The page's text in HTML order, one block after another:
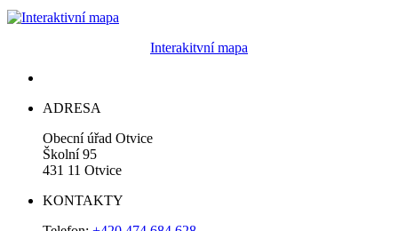
Interakitvní mapa
ADRESA
Obecní úřad Otvice
Školní 95
431 11 Otvice
KONTAKTY